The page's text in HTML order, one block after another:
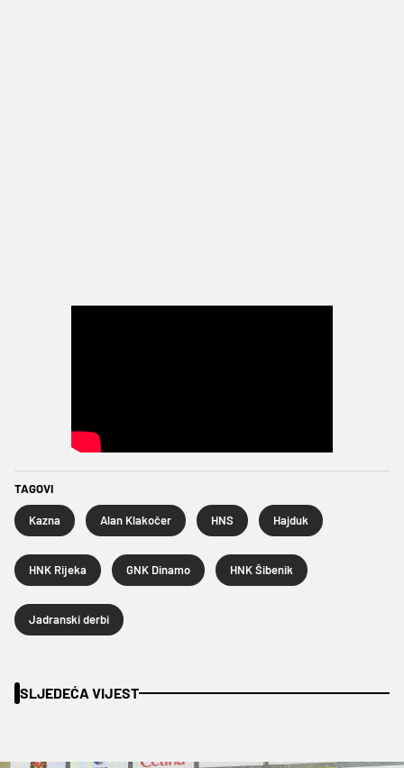
TAGOVI
Kazna Alan Klakočer HNS Hajduk
HNK Rijeka GNK Dinamo HNK Šibenik
Jadranski derbi
SLJEDEĆA VIJEST